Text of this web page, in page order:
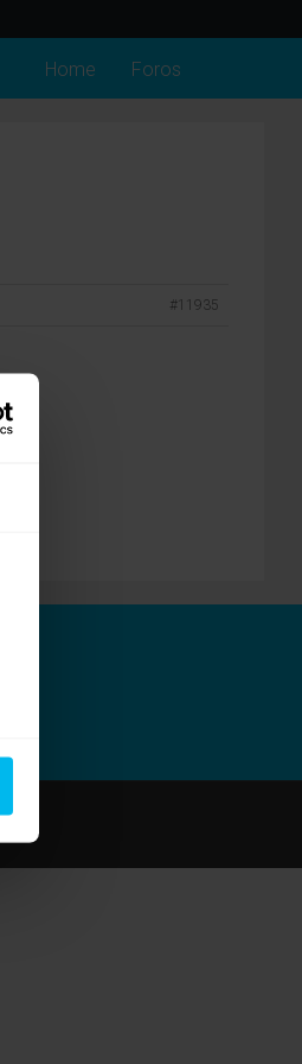
Home Foros
#11935